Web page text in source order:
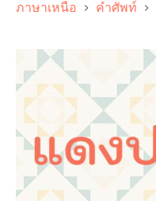
ภาษาเหนือ คำศัพท์